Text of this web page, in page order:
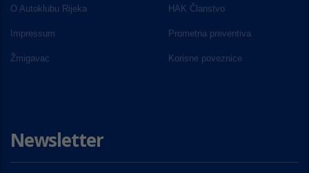
O Autoklubu Rijeka HAK Članstvo
Impressum Prometna preventiva
Žmigavac Korisne poveznice
Newsletter